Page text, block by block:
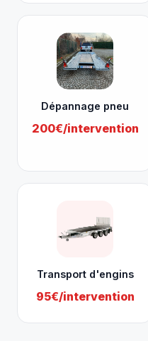
Dépannage pneu
200€/intervention
Transport d'engins
95€/intervention